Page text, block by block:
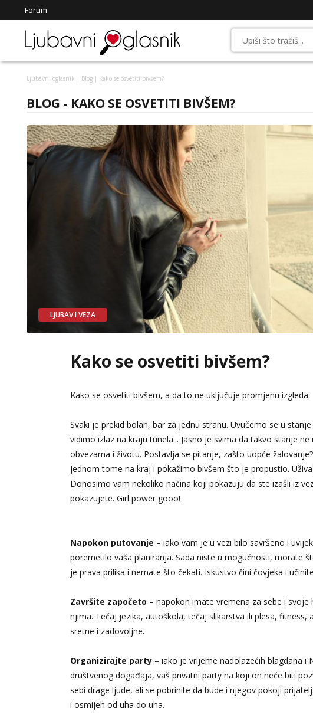
Forum
Ljubavni oglasnik | Blog | Kako se osvetiti bivšem?
BLOG - KAKO SE OSVETITI BIVŠEM?
LJUBAV I VEZA
Kako se osvetiti bivšem?
Kako se osvetiti bivšem, a da to ne uključuje promjenu izgleda
Svaki je prekid bolan, bar za jednu stranu. Uvučemo se u
vidimo izlaz na kraju tunela... Jasno je svima da takvo stanje
obvezama i životu. Postavlja se pitanje, zašto uopće
jednom tome na kraj i pokažimo bivšem što je propustio.
Donosimo vam nekoliko načina koji pokazuju da ste izašli iz
pokazujete. Girl power gooo!
Napokon putovanje – iako vam je u vezi bilo savršeno i
poremetilo vaša planiranja. Sada niste u mogućnosti, morate
je prava prilika i nemate što čekati. Iskustvo čini čovjeka i
Završite započeto – napokon imate vremena za sebe i
njima. Tečaj jezika, autoškola, tečaj slikarstva ili plesa,
sretne i zadovoljne.
Organizirajte party – iako je vrijeme nadolazećih blagdana i
društvenog događaja, vaš privatni party na koji on neće biti
sebi drage ljude, ali se pobrinite da bude i njegov pokoji
i osmijeh od uha do uha.